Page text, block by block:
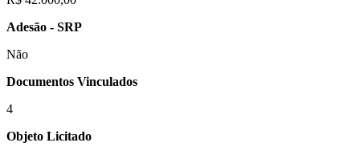
Adesão - SRP
Não
Documentos Vinculados
4
Objeto Licitado